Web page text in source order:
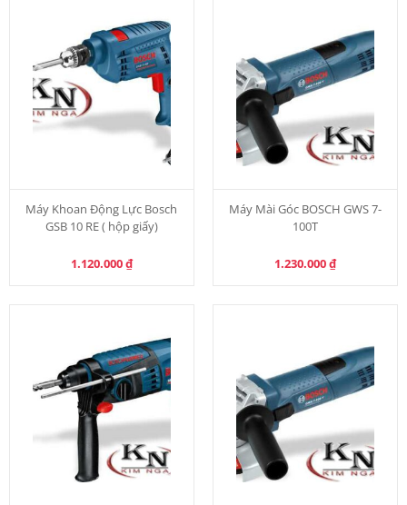
Máy Khoan Động Lực Bosch
GSB 10 RE ( hộp giấy)
1.120.000₫
Máy Mài Góc BOSCH GWS 7-
100T
1.230.000₫